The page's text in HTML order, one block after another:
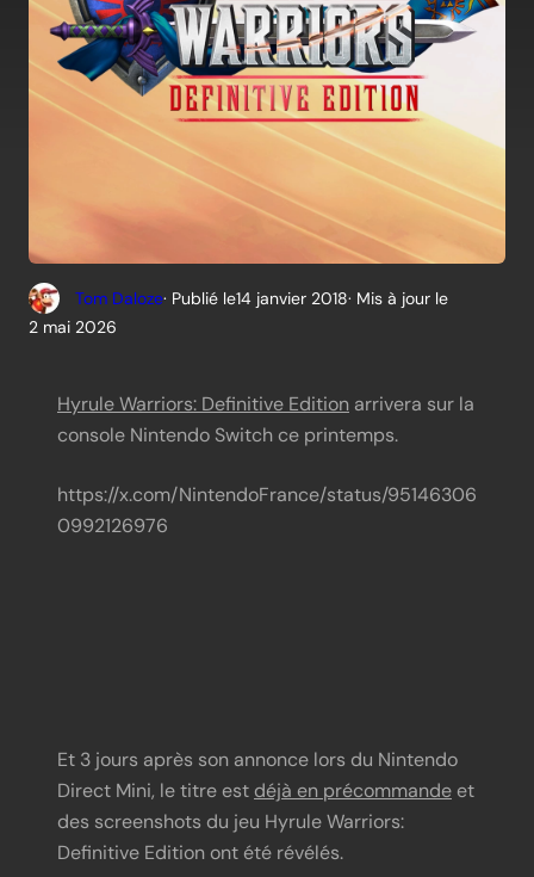
Tom Daloze· Publié le14 janvier 2018· Mis à jour le
2 mai 2026
Hyrule Warriors: Definitive Edition arrivera sur la
console Nintendo Switch ce printemps.
https://x.com/NintendoFrance/status/95146306
0992126976
Et 3 jours après son annonce lors du Nintendo
Direct Mini, le titre est déjà en précommande et
des screenshots du jeu Hyrule Warriors:
Definitive Edition ont été révélés.